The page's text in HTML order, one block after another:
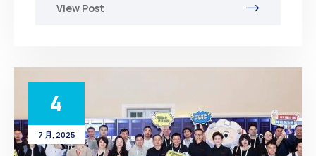
View Post
4
7 月, 2025